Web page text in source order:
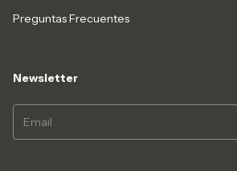
Preguntas Frecuentes
Newsletter